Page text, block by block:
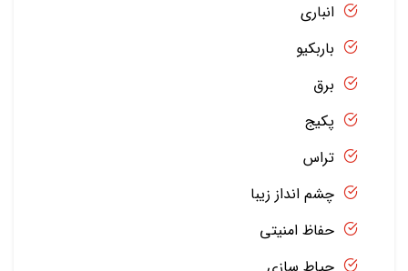
انباری
باربکیو
برق
پکیج
تراس
چشم انداز زیبا
حفاظ امنیتی